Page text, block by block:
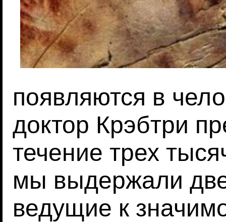
появляются в
доктор Крэбтри
течение трех
мы выдержали
ведущие к